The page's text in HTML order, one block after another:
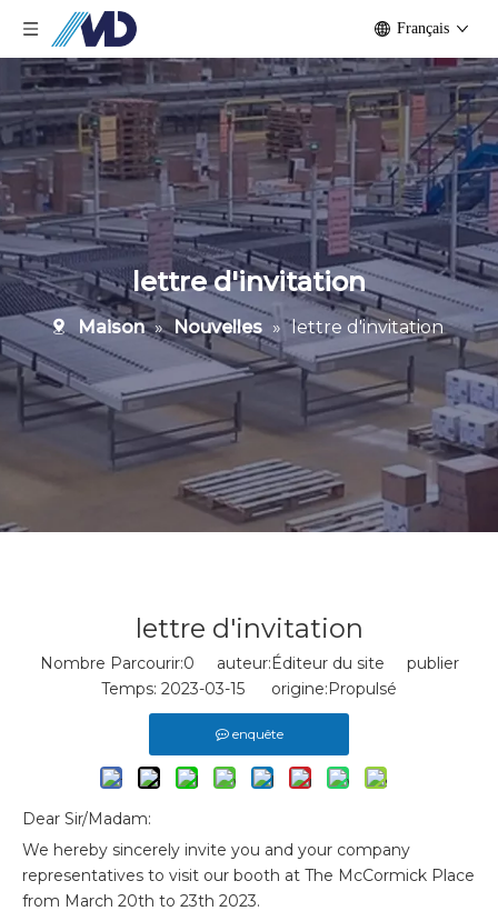
Français
lettre d'invitation
Maison » Nouvelles » lettre d'invitation
lettre d'invitation
Nombre Parcourir:0 auteur:Éditeur du site publier
Temps: 2023-03-15 origine:Propulsé
enquête
Dear Sir/Madam:
We hereby sincerely invite you and your company
representatives to visit our booth at The McCormick Place
from March 20th to 23th 2023.